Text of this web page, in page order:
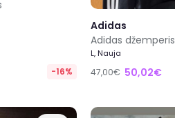
-16%
Adidas
Adidas džemperis
L, Nauja
47,00€ 50,02€